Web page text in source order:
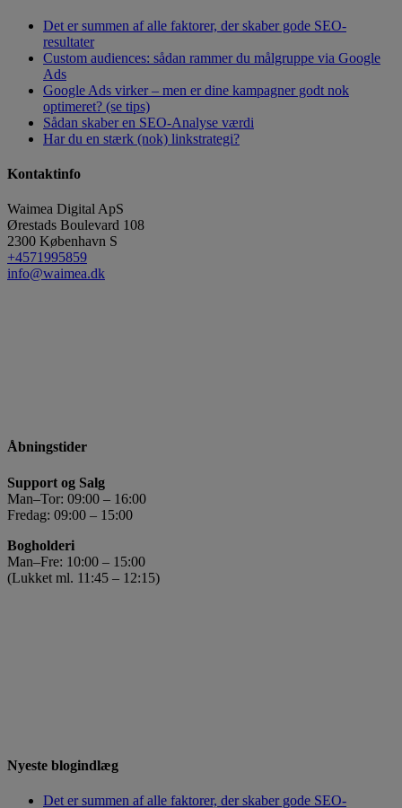
Det er summen af alle faktorer, der skaber gode SEO-
resultater
Custom audiences: sådan rammer du målgruppe via Google
Ads
Google Ads virker – men er dine kampagner godt nok
optimeret? (se tips)
Sådan skaber en SEO-Analyse værdi
Har du en stærk (nok) linkstrategi?
Kontaktinfo
Waimea Digital ApS
Ørestads Boulevard 108
2300 København S
+4571995859
info@waimea.dk
Åbningstider
Support og Salg
Man–Tor: 09:00 – 16:00
Fredag: 09:00 – 15:00
Bogholderi
Man–Fre: 10:00 – 15:00
(Lukket ml. 11:45 – 12:15)
Nyeste blogindlæg
Det er summen af alle faktorer, der skaber gode SEO-